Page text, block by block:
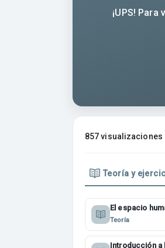
¡UPS!
857 visualizaciones
Teoría y
El espacio
Teoría
Introducción a